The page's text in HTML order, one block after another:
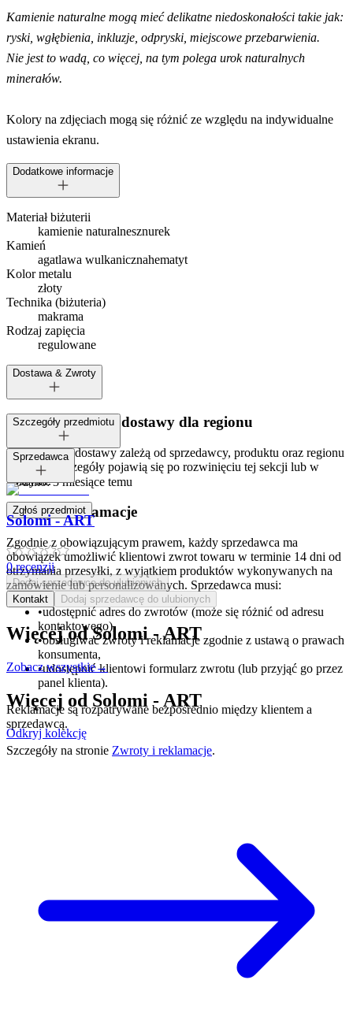
Kamienie naturalne mogą mieć delikatne niedoskonałości takie jak:
ryski, wgłębienia, inkluzje, odpryski, miejscowe przebarwienia.
Nie jest to wadą, co więcej, na tym polega urok naturalnych
minerałów.
Kolory na zdjęciach mogą się różnić ze względu na indywidualne
ustawienia ekranu.
Dodatkowe informacje
Materiał biżuterii
kamienie naturalnesznurek
Kamień
agatlawa wulkanicznahematyt
Kolor metalu
złoty
Technika (biżuteria)
makrama
Rodzaj zapięcia
regulowane
Dostawa & Zwroty
Dostępne metody dostawy dla regionu
Opcje i koszt dostawy zależą od sprzedawcy, produktu oraz regionu
dostawy. Szczegóły pojawią się po rozwinięciu tej sekcji lub w
koszyku.
Zwroty i reklamacje
Zgodnie z obowiązującym prawem, każdy sprzedawca ma
obowiązek umożliwić klientowi zwrot towaru w terminie 14 dni od
otrzymania przesyłki, z wyjątkiem produktów wykonywanych na
zamówienie lub personalizowanych. Sprzedawca musi:
•udostępnić adres do zwrotów (może się różnić od adresu
kontaktowego),
•obsługiwać zwroty i reklamacje zgodnie z ustawą o prawach
konsumenta,
•udostępnić klientowi formularz zwrotu (lub przyjąć go przez
panel klienta).
Reklamacje są rozpatrywane bezpośrednio między klientem a
sprzedawcą.
Szczegóły na stronie Zwroty i reklamacje.
Szczegóły przedmiotu
Tagi:
Dodano:3 miesiące temu
Zgłoś przedmiot
Sprzedawca
Solomi - ART
0recenzji
Dodaj sprzedawcę do ulubionych
Kontakt
Dodaj sprzedawcę do ulubionych
Więcej odSolomi - ART
Zobacz wszystkie→
Więcej od Solomi - ART
Odkryj kolekcję